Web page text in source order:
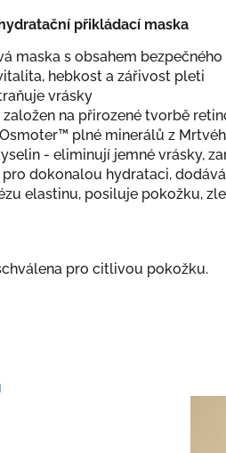
přikládací maska
maska s obsahem
hebkost a zářivost pleti
vrásky
na přirozené tvorbě
plné minerálů z
- eliminují jemné vrásky,
dokonalou hydrataci,
elastinu, posiluje pokožku,
pro citlivou pokožku.